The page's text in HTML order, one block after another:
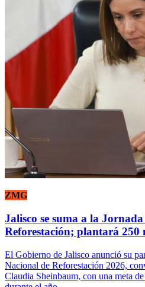
ZMG
Jalisco se suma a la
Reforestación; plantará 250
El Gobierno de Jalisco anunció su
Nacional de Reforestación 2026,
Claudia Sheinbaum, con una meta